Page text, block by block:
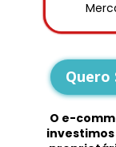
O e-
Quero